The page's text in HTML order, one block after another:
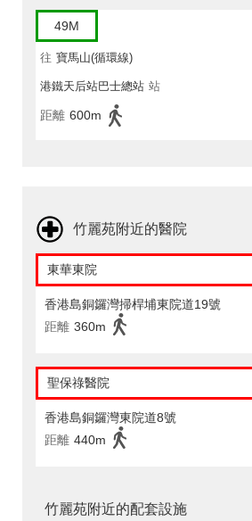
49M
往 寶馬山(循環線)
港鐵天后站巴士總站 站
距離 600m
竹麗苑附近的醫院
東華東院
香港島銅鑼灣掃桿埔東院道19號
距離 360m
聖保祿醫院
香港島銅鑼灣東院道8號
距離 440m
竹麗苑附近的配套設施